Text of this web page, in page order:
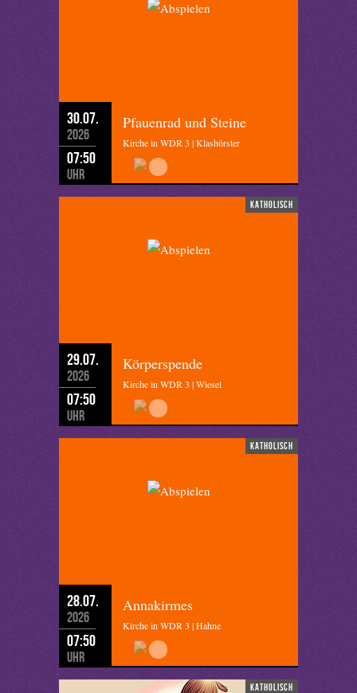
30.07.
2026
07:50
Uhr
Pfauenrad und Steine
Kirche in WDR 3 | Klashörster
katholisch
29.07.
2026
07:50
Uhr
Körperspende
Kirche in WDR 3 | Wiesel
katholisch
28.07.
2026
07:50
Uhr
Annakirmes
Kirche in WDR 3 | Hahne
katholisch